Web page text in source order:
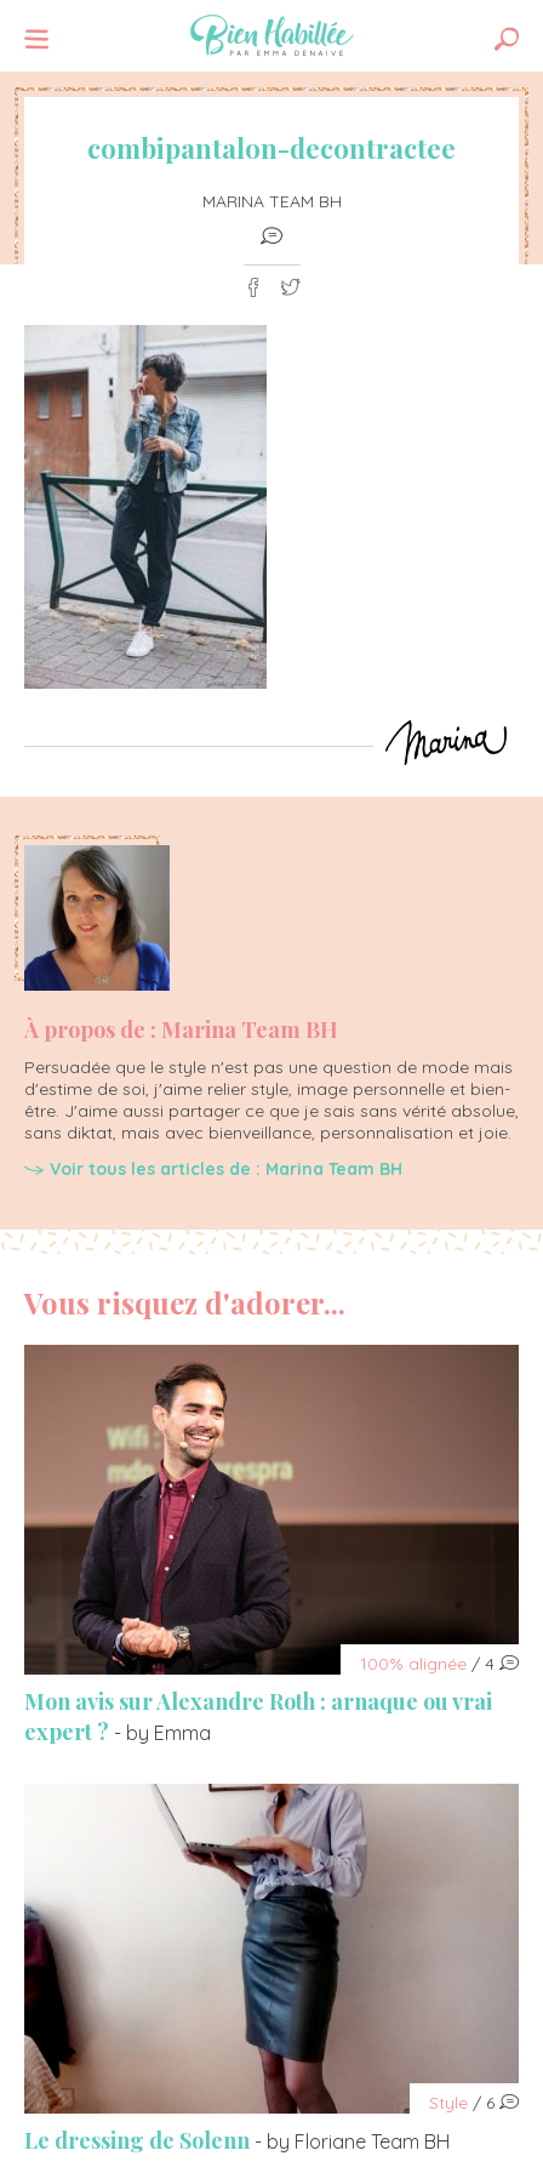
combipantalon-decontractee
MARINA TEAM BH
À propos de : Marina Team BH
Persuadée que le style n'est pas une question de mode mais
d'estime de soi, j'aime relier style, image personnelle et bien-
être. J'aime aussi partager ce que je sais sans vérité absolue,
sans diktat, mais avec bienveillance, personnalisation et joie.
Voir tous les articles de : Marina Team BH
Vous risquez d'adorer...
100% alignée / 4
Mon avis sur Alexandre Roth : arnaque ou vrai
expert ? - by Emma
Style / 6
Le dressing de Solenn - by Floriane Team BH